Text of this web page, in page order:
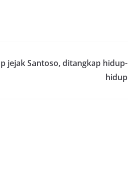
jejak Santoso, ditangkap hidup-
hidup